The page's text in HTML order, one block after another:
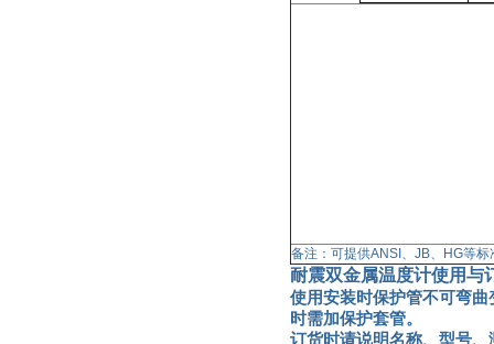
备注：可提供ANSI、JB、HG等标
耐震双金属温度计使用与
使用安装时保护管不可弯
时需加保护套管。
订货时请说明名称、型号